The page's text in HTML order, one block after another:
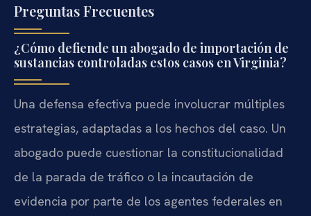
Preguntas Frecuentes
¿Cómo defiende un abogado de importación de
sustancias controladas estos casos en Virginia?
Una defensa efectiva puede involucrar múltiples
estrategias, adaptadas a los hechos del caso. Un
abogado puede cuestionar la constitucionalidad
de la parada de tráfico o la incautación de
evidencia por parte de los agentes federales en